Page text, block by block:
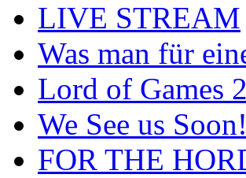
LIVE STREAM
Was man für
Lord of Games
We See us Soon!
FOR THE